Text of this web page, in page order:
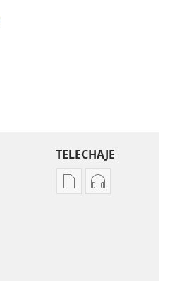
TELECHAJE
OpsyonOpsyon